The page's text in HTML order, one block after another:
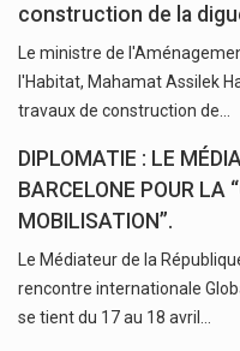
construction de la
Le ministre de
l'Habitat, Mahamat Assilek
travaux de construction de…
DIPLOMATIE : LE
BARCELONE POUR LA
MOBILISATION”.
Le Médiateur de la
rencontre internationale
se tient du 17 au 18 avril…